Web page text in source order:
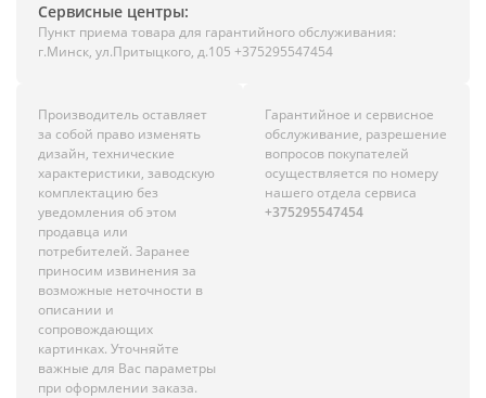
Сервисные центры:
Пункт приема товара для гарантийного обслуживания:
г.Минск, ул.Притыцкого, д.105 +375295547454
Производитель оставляет
за собой право изменять
дизайн, технические
характеристики, заводскую
комплектацию без
уведомления об этом
продавца или
потребителей. Заранее
приносим извинения за
возможные неточности в
описании и
сопровождающих
картинках. Уточняйте
важные для Вас параметры
при оформлении заказа.
Гарантийное и сервисное
обслуживание, разрешение
вопросов покупателей
осуществляется по номеру
нашего отдела сервиса
+375295547454